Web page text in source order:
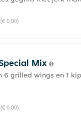
0,00)
Mix
6 grilled wings en 1
0,00)